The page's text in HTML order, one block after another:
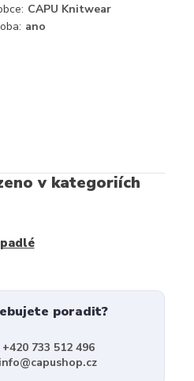
CAPU Knitwear
ano
v kategoriích
poradit?
+420 733 512 496
info@capushop.cz